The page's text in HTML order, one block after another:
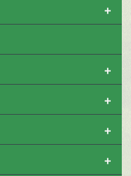
+
+
+
+
+